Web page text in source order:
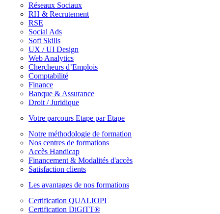
Réseaux Sociaux
RH & Recrutement
RSE
Social Ads
Soft Skills
UX / UI Design
Web Analytics
Chercheurs d’Emplois
Comptabilité
Finance
Banque & Assurance
Droit / Juridique
Votre parcours Etape par Etape
Notre méthodologie de formation
Nos centres de formations
Accès Handicap
Financement & Modalités d'accès
Satisfaction clients
Les avantages de nos formations
Certification QUALIOPI
Certification DiGiTT®